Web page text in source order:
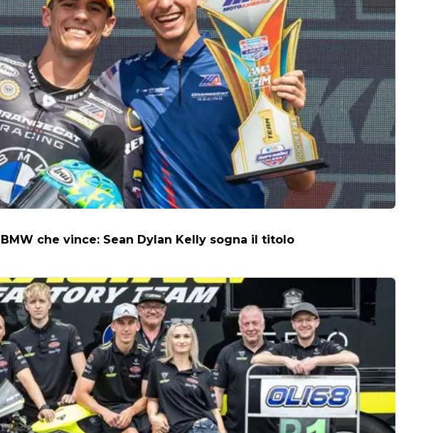
che vince: Sean Dylan Kelly sogna il titolo